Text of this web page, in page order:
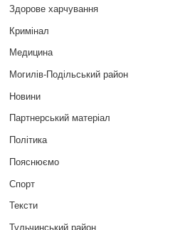
Здорове харчування
Кримінал
Медицина
Могилів-Подільський район
Новини
Партнерський матеріал
Політика
Пояснюємо
Спорт
Тексти
Тульчинський район